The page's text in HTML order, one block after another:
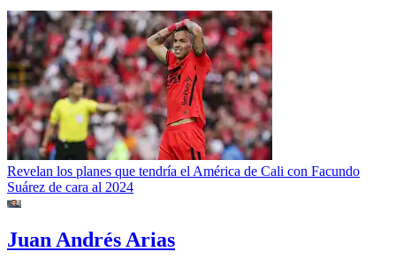
Revelan los planes que tendría el América de Cali con Facundo
Suárez de cara al 2024
Juan Andrés Arias